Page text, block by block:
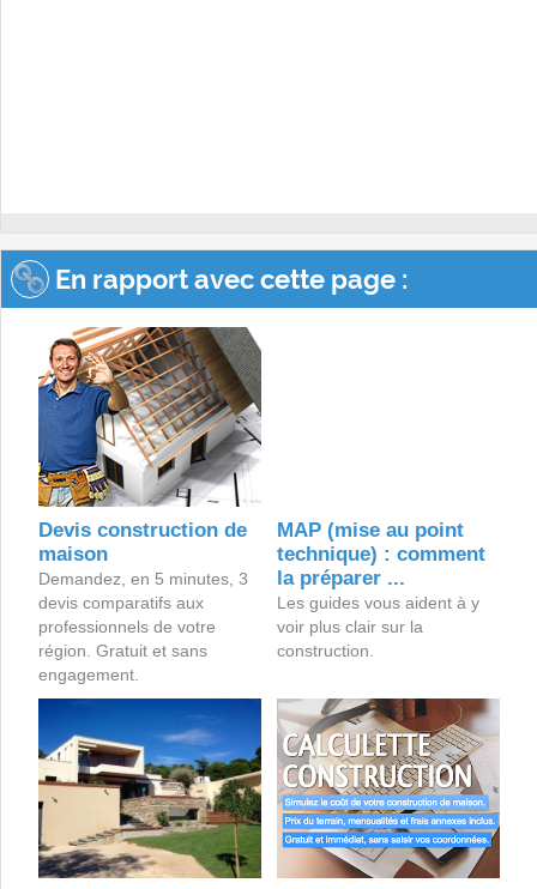
En rapport avec cette page :
Devis construction de
maison
Demandez, en 5 minutes, 3
devis comparatifs aux
professionnels de votre
région. Gratuit et sans
engagement.
MAP (mise au point
technique) : comment
la préparer ...
Les guides vous aident à y
voir plus clair sur la
construction.